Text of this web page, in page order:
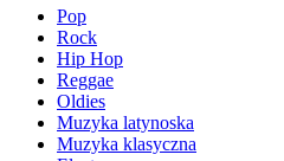
Pop
Rock
Hip Hop
Reggae
Oldies
Muzyka latynoska
Muzyka klasyczna